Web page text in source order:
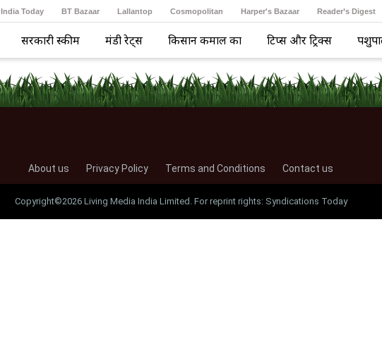
India Today BT Bazaar Lallantop Cosmopolitan Harper's Bazaar Reader’s Digest
सरकारी स्कीम मंडी रेट्स किसान कमाल का टिप्स और ट्रिक्स
About us Privacy Policy Terms and Conditions Contact us
Copyright©2026 Living Media India Limited. For reprint rights: Syndications Today